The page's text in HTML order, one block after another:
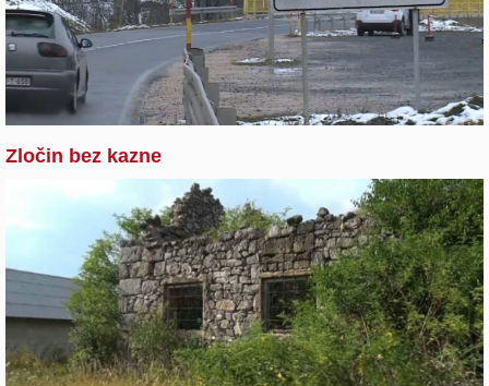
Zločin bez kazne